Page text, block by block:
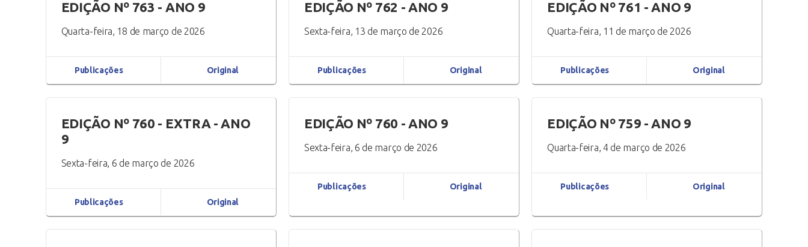
EDIÇÃO Nº 763 - ANO 9
Quarta-feira, 18 de março de 2026
Publicações Original
EDIÇÃO Nº 762 - ANO 9
Sexta-feira, 13 de março de 2026
Publicações Original
EDIÇÃO Nº 761 - ANO 9
Quarta-feira, 11 de março de 2026
Publicações Original
EDIÇÃO Nº 760 - EXTRA - ANO
9
Sexta-feira, 6 de março de 2026
Publicações Original
EDIÇÃO Nº 760 - ANO 9
Sexta-feira, 6 de março de 2026
Publicações Original
EDIÇÃO Nº 759 - ANO 9
Quarta-feira, 4 de março de 2026
Publicações Original